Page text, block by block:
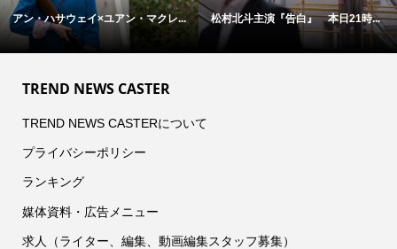
アン・ハサウェイ×ユアン・マクレ... 松村北斗主演『告白』 本日21時...
TREND NEWS CASTER
TREND NEWS CASTERについて
プライバシーポリシー
ランキング
媒体資料・広告メニュー
求人（ライター、編集、動画編集スタッフ募集）